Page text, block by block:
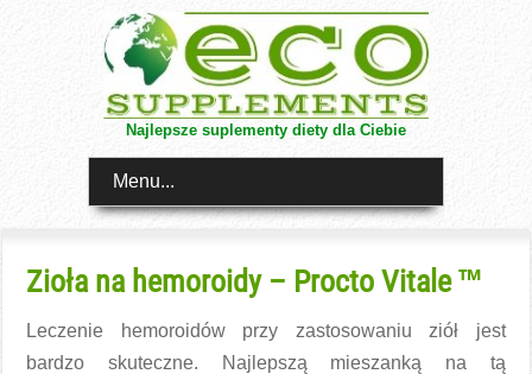
Najlepsze suplementy diety dla Ciebie
Menu...
Zioła na hemoroidy – Procto Vitale ™
Leczenie hemoroidów przy zastosowaniu ziół jest
bardzo skuteczne. Najlepszą mieszanką na tą